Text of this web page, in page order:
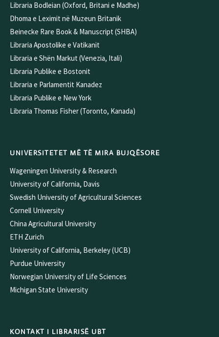
Libraria Bodleian (Oxford, Britani e Madhe)
Dhoma e Leximit në Muzeun Britanik
Beinecke Rare Book & Manuscript (SHBA)
Libraria Apostolike e Vatikanit
Libraria e Shën Markut (Venezia, Itali)
Libraria Publike e Bostonit
Libraria e Parlamentit Kanadez
Libraria Publike e New York
Libraria Thomas Fisher (Toronto, Kanada)
UNIVERSITETET MË TË MIRA BUJQËSORE
Wageningen University & Research
University of California, Davis
Swedish University of Agricultural Sciences
Cornell University
China Agricultural University
ETH Zurich
University of California, Berkeley (UCB)
Purdue University
Norwegian University of Life Sciences
Michigan State University
KONTAKT I LIBRARISË UBT